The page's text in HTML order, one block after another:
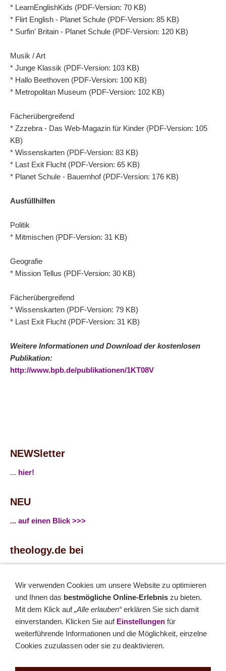
* LearnEnglishKids (PDF-Version: 70 KB)
* Flirt English - Planet Schule (PDF-Version: 85 KB)
* Surfin' Britain - Planet Schule (PDF-Version: 120 KB)
Musik / Art
* Junge Klassik (PDF-Version: 103 KB)
* Hallo Beethoven (PDF-Version: 100 KB)
* Metropolitan Museum (PDF-Version: 102 KB)
Fächerübergreifend
* Zzzebra - Das Web-Magazin für Kinder (PDF-Version: 105
KB)
* Wissenskarten (PDF-Version: 83 KB)
* Last Exit Flucht (PDF-Version: 65 KB)
* Planet Schule - Bauernhof (PDF-Version: 176 KB)
Ausfüllhilfen
Politik
* Mitmischen (PDF-Version: 31 KB)
Geografie
* Mission Tellus (PDF-Version: 30 KB)
Fächerübergreifend
* Wissenskarten (PDF-Version: 79 KB)
* Last Exit Flucht (PDF-Version: 31 KB)
Weitere Informationen und Download der kostenlosen
Publikation:
http://www.bpb.de/publikationen/1KT08V
NEWSletter
... hier!
NEU
... auf einen Blick >>>
theology.de bei
... Twitter
Monatsrätsel
Rätseln & Gewinnen!
Wir verwenden Cookies um unsere Website zu optimieren
und Ihnen das bestmögliche Online-Erlebnis zu bieten.
Mit dem Klick auf„Alle erlauben“erklären Sie sich damit
einverstanden. Klicken Sie auf Einstellungen für
weiterführende Informationen und die Möglichkeit, einzelne
Cookies zuzulassen oder sie zu deaktivieren.